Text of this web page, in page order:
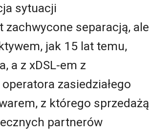
sytuacji
separacją, ale
jak 15 lat temu,
a z xDSL-em z
zasiedziałego
z którego sprzedażą
partnerów